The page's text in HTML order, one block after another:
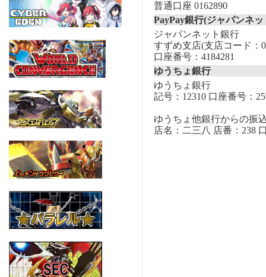
普通口座 0162890
PayPay銀行(ジャパンネ
ジャパンネット銀行
すずめ支店(支店コード：
口座番号：4184281
ゆうちょ銀行
ゆうちょ銀行
記号：12310 口座番号：
ゆうちょ他銀行からの振
店名：二三八 店番：238